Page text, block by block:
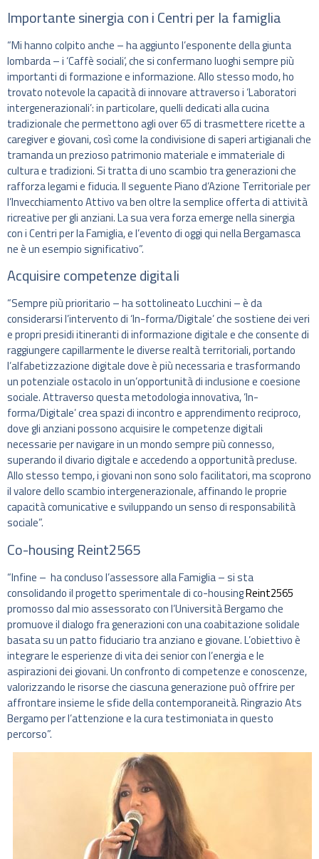
Importante sinergia con i Centri per la famiglia
“Mi hanno colpito anche – ha aggiunto l’esponente della giunta
lombarda – i ‘Caffè sociali’, che si confermano luoghi sempre più
importanti di formazione e informazione. Allo stesso modo, ho
trovato notevole la capacità di innovare attraverso i ‘Laboratori
intergenerazionali’: in particolare, quelli dedicati alla cucina
tradizionale che permettono agli over 65 di trasmettere ricette a
caregiver e giovani, così come la condivisione di saperi artigianali che
tramanda un prezioso patrimonio materiale e immateriale di
cultura e tradizioni. Si tratta di uno scambio tra generazioni che
rafforza legami e fiducia. Il seguente Piano d’Azione Territoriale per
l’Invecchiamento Attivo va ben oltre la semplice offerta di attività
ricreative per gli anziani. La sua vera forza emerge nella sinergia
con i Centri per la Famiglia, e l’evento di oggi qui nella Bergamasca
ne è un esempio significativo”.
Acquisire competenze digitali
“Sempre più prioritario – ha sottolineato Lucchini – è da
considerarsi l’intervento di ‘In-forma/Digitale’ che sostiene dei veri
e propri presidi itineranti di informazione digitale e che consente di
raggiungere capillarmente le diverse realtà territoriali, portando
l’alfabetizzazione digitale dove è più necessaria e trasformando
un potenziale ostacolo in un’opportunità di inclusione e coesione
sociale. Attraverso questa metodologia innovativa, ‘In-
forma/Digitale’ crea spazi di incontro e apprendimento reciproco,
dove gli anziani possono acquisire le competenze digitali
necessarie per navigare in un mondo sempre più connesso,
superando il divario digitale e accedendo a opportunità precluse.
Allo stesso tempo, i giovani non sono solo facilitatori, ma scoprono
il valore dello scambio intergenerazionale, affinando le proprie
capacità comunicative e sviluppando un senso di responsabilità
sociale”.
Co-housing Reint2565
“Infine – ha concluso l’assessore alla Famiglia – si sta
consolidando il progetto sperimentale di co-housingReint2565
promosso dal mio assessorato con l’Università Bergamo che
promuove il dialogo fra generazioni con una coabitazione solidale
basata su un patto fiduciario tra anziano e giovane. L’obiettivo è
integrare le esperienze di vita dei senior con l’energia e le
aspirazioni dei giovani. Un confronto di competenze e conoscenze,
valorizzando le risorse che ciascuna generazione può offrire per
affrontare insieme le sfidedella contemporaneità. Ringrazio Ats
Bergamo per l’attenzione e la cura testimoniata in questo
percorso”.